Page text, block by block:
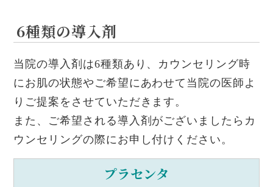
6種類の導入剤
当院の導入剤は6種類あり、カウンセリング時
にお肌の状態やご希望にあわせて当院の医師よ
りご提案をさせていただきます。
また、ご希望される導入剤がございましたらカ
ウンセリングの際にお申し付けください。
プラセンタ